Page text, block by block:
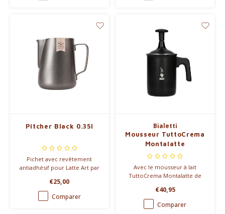
Pitcher Black 0.35l
Pichet avec revêtement
antiadhésif pour Latte Art par
€25,00
Comparer
Bialetti
Mousseur TuttoCrema
Montalatte
Avec le mousseur à lait
TuttoCrema Montalatte de
est facile et rapide. Vous
pouvez l'utiliser pour faire
mousser différents types de
€40,95
Comparer